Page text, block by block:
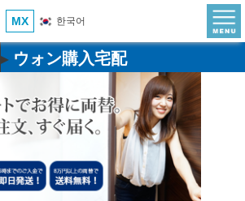
MX 한국어
▶ウォン購入宅配